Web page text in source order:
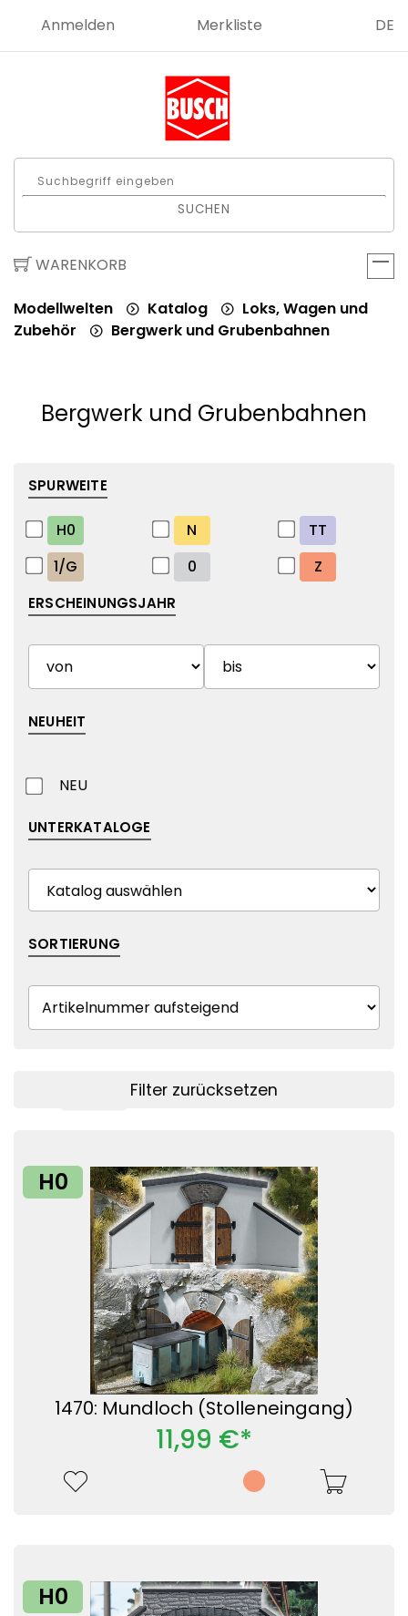
Anmelden Merkliste DE
SUCHEN
WARENKORB
Modellwelten Katalog
Loks, Wagen und
Zubehör
Bergwerk und Grubenbahnen
Bergwerk und Grubenbahnen
SPURWEITE
H0 N
TT
1/G
0 Z
ERSCHEINUNGSJAHR
NEUHEIT
NEU
UNTERKATALOGE
SORTIERUNG
Filter anzeigen
Filter zurücksetzen
H0
1470: Mundloch (Stolleneingang)
11,99 €*
H0